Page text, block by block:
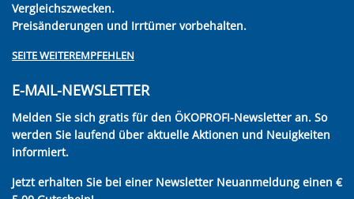
Vergleichszwecken.
Preisänderungen und Irrtümer vorbehalten.
SEITE WEITEREMPFEHLEN
E-MAIL-NEWSLETTER
Melden Sie sich gratis für den ÖKOPROFI-Newsletter an. So
werden Sie laufend über aktuelle Aktionen und Neuigkeiten
informiert.
Jetzt erhalten Sie bei einer Newsletter Neuanmeldung einen €